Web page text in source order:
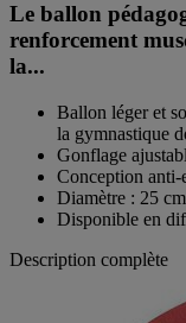
Le ballon
renforcement
la...
Ballon léger et
la gymnastique
Gonflage
Conception anti-
Diamètre : 25
Disponible en
Description complète